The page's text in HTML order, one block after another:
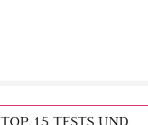
TOP 15 TESTS UND